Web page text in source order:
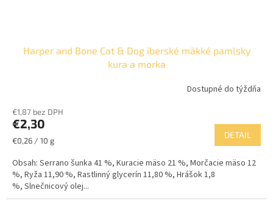
Harper and Bone Cat & Dog iberské mäkké pamlsky
kura a morka
Dostupné do týždňa
€1,87 bez DPH
€2,30
Jednotková
€0,26 / 10 g
DETAIL
Obsah: Serrano šunka 41 %, Kuracie mäso 21 %, Morčacie mäso 12
%, Ryža 11,90 %, Rastlinný glycerín 11,80 %, Hrášok 1,8
%, Slnečnicový olej...